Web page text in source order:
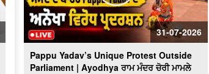
31-07-2026
Pappu Yadav’s Unique Protest Outside
Parliament | Ayodhya ਰਾਮ ਮੰਦਰ ਚੋਰੀ ਮਾਮਲੇ